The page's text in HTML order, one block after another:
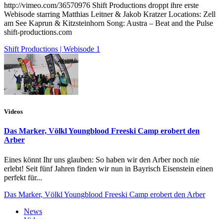
http://vimeo.com/36570976 Shift Productions droppt ihre erste
Webisode starring Matthias Leitner & Jakob Kratzer Locations: Zell
am See Kaprun & Kitzsteinhorn Song: Austra – Beat and the Pulse
shift-productions.com
Shift Productions | Webisode 1
Videos
Das Marker, Völkl Youngblood Freeski Camp erobert den
Arber
Eines könnt Ihr uns glauben: So haben wir den Arber noch nie
erlebt! Seit fünf Jahren finden wir nun in Bayrisch Eisenstein einen
perfekt für...
Das Marker, Völkl Youngblood Freeski Camp erobert den Arber
News